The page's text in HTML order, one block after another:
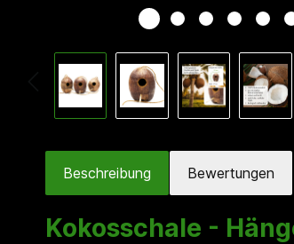
Beschreibung Bewertungen
Kokosschale -